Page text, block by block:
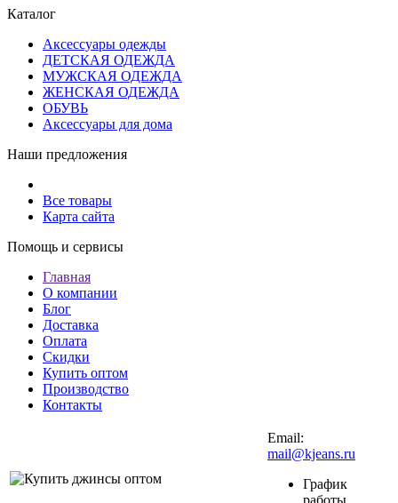
Каталог
Аксессуары одежды
ДЕТСКАЯ ОДЕЖДА
МУЖСКАЯ ОДЕЖДА
ЖЕНСКАЯ ОДЕЖДА
ОБУВЬ
Аксессуары для дома
Наши предложения
Все товары
Карта сайта
Помощь и сервисы
Главная
О компании
Блог
Доставка
Оплата
Скидки
Купить оптом
Производство
Контакты
Email:
mail@kjeans.ru
График
работы